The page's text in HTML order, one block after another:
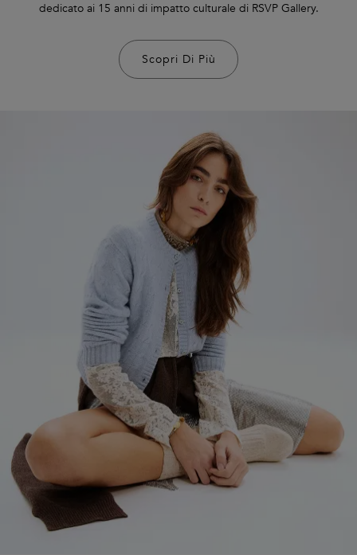
dedicato ai 15 anni di impatto culturale di RSVP Gallery.
Scopri Di Più